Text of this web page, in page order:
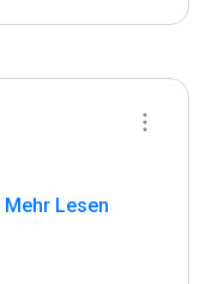
Mehr Lesen